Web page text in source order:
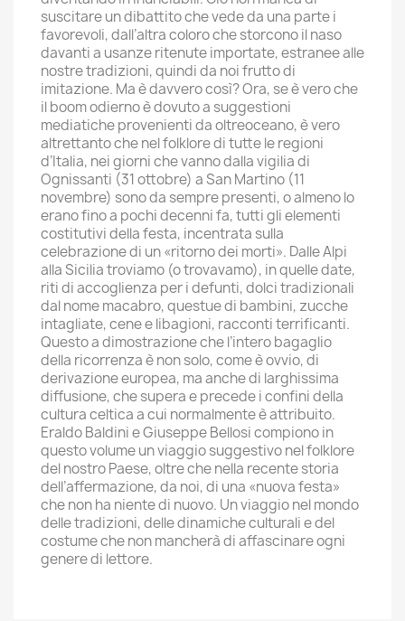
suscitare un dibattito che vede da una parte i
favorevoli, dall’altra coloro che storcono il naso
davanti a usanze ritenute importate, estranee alle
nostre tradizioni, quindi da noi frutto di
imitazione. Ma è davvero così? Ora, se è vero che
il boom odierno è dovuto a suggestioni
mediatiche provenienti da oltreoceano, è vero
altrettanto che nel folklore di tutte le regioni
d’Italia, nei giorni che vanno dalla vigilia di
Ognissanti (31 ottobre) a San Martino (11
novembre) sono da sempre presenti, o almeno lo
erano fino a pochi decenni fa, tutti gli elementi
costitutivi della festa, incentrata sulla
celebrazione di un «ritorno dei morti». Dalle Alpi
alla Sicilia troviamo (o trovavamo), in quelle date,
riti di accoglienza per i defunti, dolci tradizionali
dal nome macabro, questue di bambini, zucche
intagliate, cene e libagioni, racconti terrificanti.
Questo a dimostrazione che l’intero bagaglio
della ricorrenza è non solo, come è ovvio, di
derivazione europea, ma anche di larghissima
diffusione, che supera e precede i confini della
cultura celtica a cui normalmente è attribuito.
Eraldo Baldini e Giuseppe Bellosi compiono in
questo volume un viaggio suggestivo nel folklore
del nostro Paese, oltre che nella recente storia
dell’affermazione, da noi, di una «nuova festa»
che non ha niente di nuovo. Un viaggio nel mondo
delle tradizioni, delle dinamiche culturali e del
costume che non mancherà di affascinare ogni
genere di lettore.